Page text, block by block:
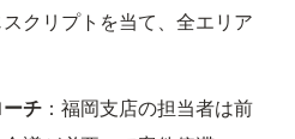
クリプトを当て、全エリア
チ ：福岡支店の担当者は前